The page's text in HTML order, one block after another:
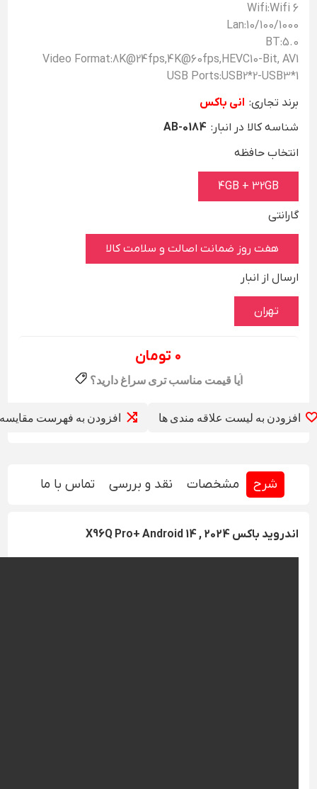
Wifi:Wifi 6
Lan:10/100/1000
BT:5.0
Video Format:8K@24fps,4K@60fps,HEVC10-Bit, AV1
USB Ports:USB2*2-USB3*1
برند تجاری: انی باکس
شناسه کالا در انبار: AB-0184
انتخاب حافظه
4GB + 32GB
گارانتی
هفت روز ضمانت اصالت و سلامت کالا
ارسال از انبار
تهران
0 تومان
افزودن به لیست علاقه مندی ها افزودن به فهرست مقایسه
شرح مشخصات نقد و بررسی تماس با ما
اندروید باکس 2024 , X96Q Pro+ Android 14